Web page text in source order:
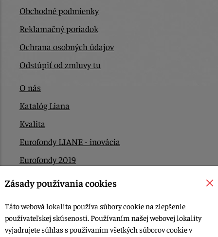
Obchodné podmienky
Reklamačný poriadok
Ochrana osobných údajov
Odstúpiť od zmluvy tu
O nás
Katalóg Liana
Kvalita
Eurofondy LIANE - inovácia
Eurofondy 2019
Eurofondy 2022/2023
Kontakt
Zásady používania cookies
Táto webová lokalita používa súbory cookie na zlepšenie
používateľskej skúsenosti. Používaním našej webovej lokality
vyjadrujete súhlas s používaním všetkých súborov cookie v